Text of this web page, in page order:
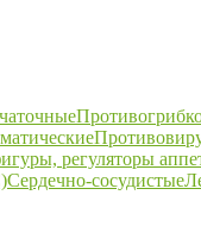
регуляторы
Сердечно-сосудистые